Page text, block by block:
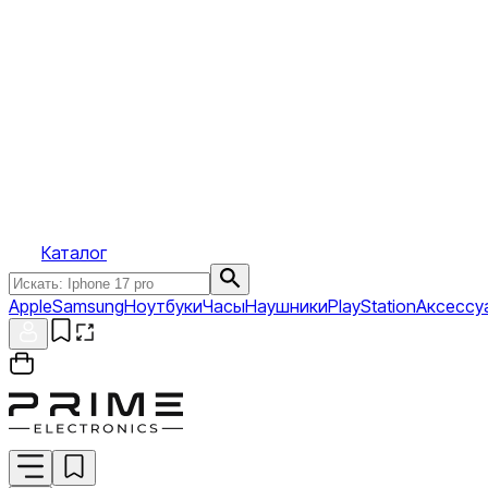
Каталог
AppleSamsungНоутбукиЧасыНаушникиPlayStation